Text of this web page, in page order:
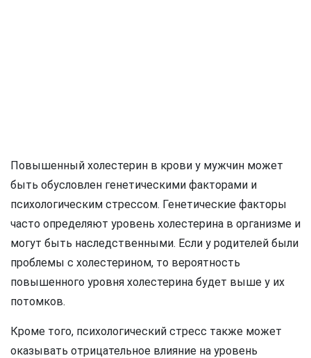
Повышенный холестерин в крови у мужчин может
быть обусловлен генетическими факторами и
психологическим стрессом. Генетические факторы
часто определяют уровень холестерина в организме и
могут быть наследственными. Если у родителей были
проблемы с холестерином, то вероятность
повышенного уровня холестерина будет выше у их
потомков.
Кроме того, психологический стресс также может
оказывать отрицательное влияние на уровень